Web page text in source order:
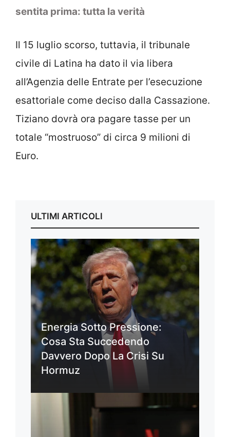
sentita prima: tutta la verità
Il 15 luglio scorso, tuttavia, il tribunale
civile di Latina ha dato il via libera
all’Agenzia delle Entrate per l’esecuzione
esattoriale come deciso dalla Cassazione.
Tiziano dovrà ora pagare tasse per un
totale “mostruoso” di circa 9 milioni di
Euro.
ULTIMI ARTICOLI
Energia Sotto Pressione:
Cosa Sta Succedendo
Davvero Dopo La Crisi Su
Hormuz